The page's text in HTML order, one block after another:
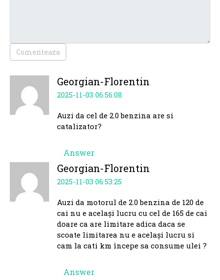
Comenteaza
Georgian-Florentin
2025-11-03 06:56:08
Auzi da cel de 2.0 benzina are si
catalizator?
Answer
Georgian-Florentin
2025-11-03 06:53:25
Auzi da motorul de 2.0 benzina de 120 de
cai nu e același lucru cu cel de 165 de cai
doare ca are limitare adica daca se
scoate limitarea nu e același lucru si
cam la cati km începe sa consume ulei ?
Answer